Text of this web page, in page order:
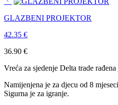
GLAZBENI PROJEKTOR
42.35 €
36.90 €
Vreća za sjedenje Delta trade
Namijenjena je za djecu od 8
Sigurna je za igranje.